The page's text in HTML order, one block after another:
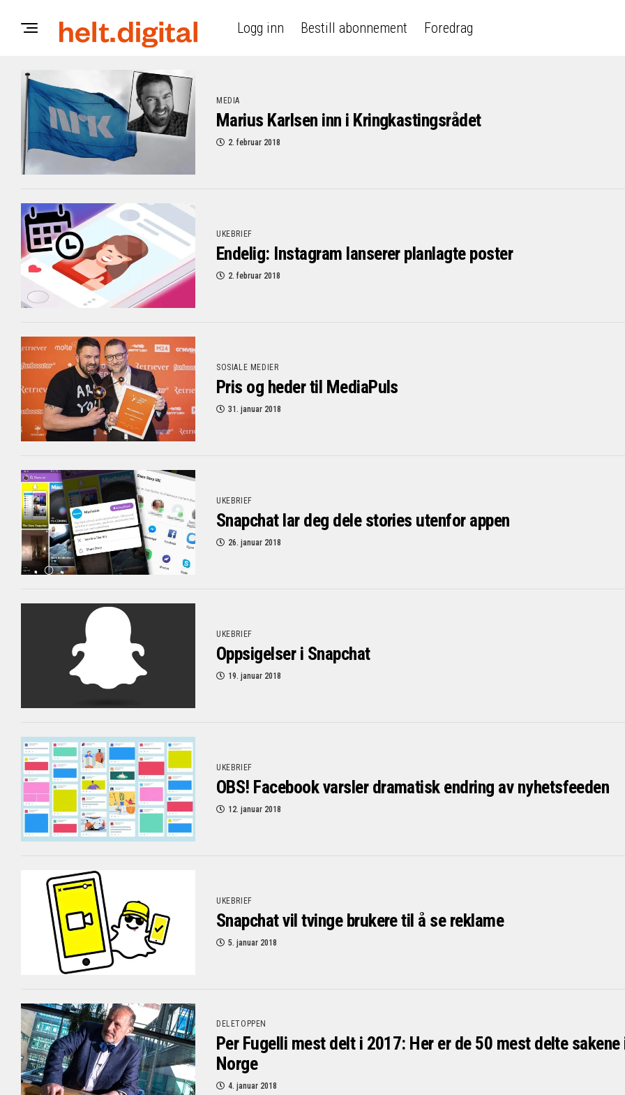
Logg inn Bestill abonnement Foredrag
MEDIA
Marius Karlsen inn i Kringkastingsrådet
2. februar 2018
UKEBRIEF
Endelig: Instagram lanserer planlagte poster
2. februar 2018
SOSIALE MEDIER
Pris og heder til MediaPuls
31. januar 2018
UKEBRIEF
Snapchat lar deg dele stories utenfor appen
26. januar 2018
UKEBRIEF
Oppsigelser i Snapchat
19. januar 2018
UKEBRIEF
OBS! Facebook varsler dramatisk endring av nyhetsfeeden
12. januar 2018
UKEBRIEF
Snapchat vil tvinge brukere til å se reklame
5. januar 2018
DELETOPPEN
Per Fugelli mest delt i 2017: Her er de 50 mest delte sakene
Norge
4. januar 2018